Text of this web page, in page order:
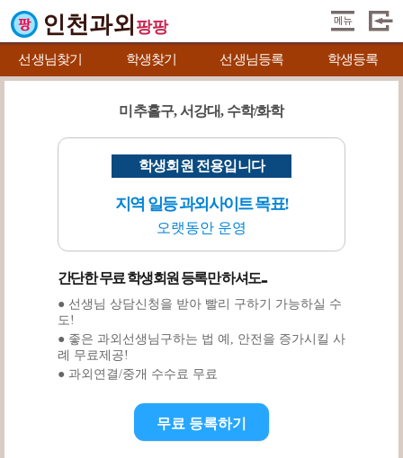
인천과외 팡팡
선생님찾기 학생찾기 선생님등록 학생등록
미추홀구, 서강대, 수학/화학
학생회원 전용입니다
지역 일등 과외사이트 목표!
오랫동안 운영
간단한 무료 학생회원 등록만 하셔도...
● 선생님 상담신청을 받아 빨리 구하기 가능하실 수
도!
● 좋은 과외선생님구하는 법 예, 안전을 증가시킬 사
례 무료제공!
● 과외연결/중개 수수료 무료
무료 등록하기